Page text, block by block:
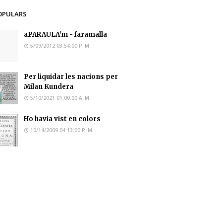
aPARAULA'm - faramalla
5/09/2012 03:54:00 P. M.
Per liquidar les nacions per
Milan Kundera
5/10/2021 01:00:00 A. M.
Ho havia vist en colors
10/14/2009 04:13:00 P. M.